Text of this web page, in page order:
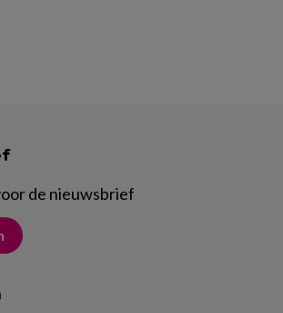
de nieuwsbrief